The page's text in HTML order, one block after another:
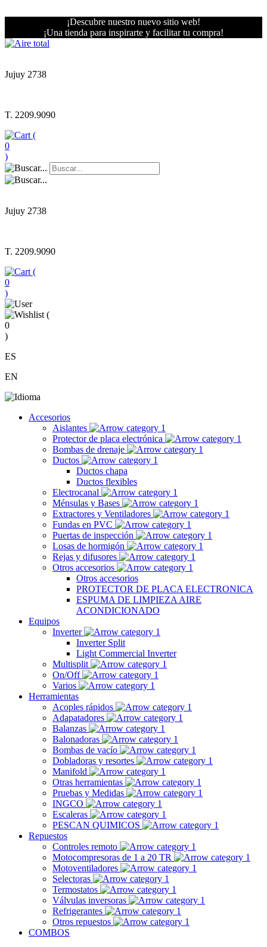
¡Descubre nuestro nuevo sitio web!
¡Una tienda para inspirarte y facilitar tu compra!
Jujuy 2738
T. 2209.9090
(
0
)
Jujuy 2738
T. 2209.9090
(
0
)
(
0
)
ES
EN
Accesorios
Aislantes
Protector de placa electrónica
Bombas de drenaje
Ductos
Ductos chapa
Ductos flexibles
Electrocanal
Ménsulas y Bases
Extractores y Ventiladores
Fundas en PVC
Puertas de inspección
Losas de hormigón
Rejas y difusores
Otros accesorios
Otros accesorios
PROTECTOR DE PLACA ELECTRONICA
ESPUMA DE LIMPIEZA AIRE
ACONDICIONADO
Equipos
Inverter
Inverter Split
Light Commercial Inverter
Multisplit
On/Off
Varios
Herramientas
Acoples rápidos
Adapatadores
Balanzas
Balonadoras
Bombas de vacío
Dobladoras y resortes
Manifold
Otras herramientas
Pruebas y Medidas
INGCO
Escaleras
PESCAN QUIMICOS
Repuestos
Controles remoto
Motocompresoras de 1 a 20 TR
Motoventiladores
Selectoras
Termostatos
Válvulas inversoras
Refrigerantes
Otros repuestos
COMBOS